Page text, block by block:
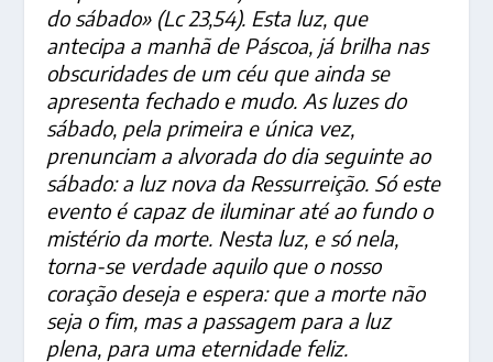
do sábado» (Lc 23,54). Esta luz, que
antecipa a manhã de Páscoa, já brilha nas
obscuridades de um céu que ainda se
apresenta fechado e mudo. Asluzes do
sábado, pela primeira e única vez,
prenunciam a alvorada do dia seguinte ao
sábado: a luz nova da Ressurreição. Só este
evento é capaz de iluminar até ao fundo o
mistério da morte. Nesta luz, e só nela,
torna-se verdade aquilo que o nosso
coração deseja e espera: que a morte não
seja o fim, mas a passagem para a luz
plena, para uma eternidade feliz.